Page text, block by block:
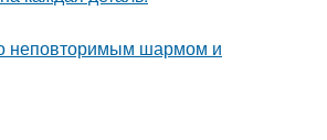
неповторимым шармом и